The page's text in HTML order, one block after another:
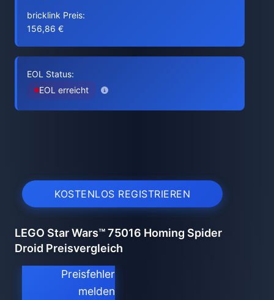
bricklink Preis:
156,86 €
EOL Status:
EOL erreicht
KOSTENLOS REGISTRIEREN
LEGO Star Wars™ 75016 Homing Spider
Droid Preisvergleich
Preisfehler
melden